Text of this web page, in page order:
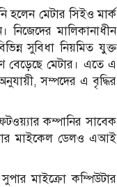
মেটার সিইও মার্ক
মালিকানাধীন
সুবিধা নিয়মিত যুক্ত
বেড়েছে মেটার। এতে এ
সম্পদের এ বৃদ্ধির
কম্পানির সাবেক
মাইকেল ডেলও এআই
মাইক্রো কম্পিউটার